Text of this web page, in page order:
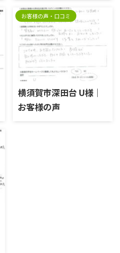
お客様の声・口コミ
2026/5/7
横須賀市深田台 U様｜
お客様の声